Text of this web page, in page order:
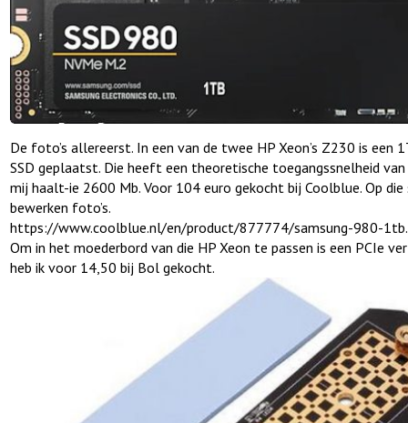
De foto’s allereerst. In een van de twee HP Xeon’s Z230 is een
SSD geplaatst. Die heeft een theoretische toegangssnelheid
mij haalt-ie 2600 Mb. Voor 104 euro gekocht bij Coolblue. Op
bewerken foto’s.
https://www.coolblue.nl/en/product/877774/samsung-980-
Om in het moederbord van die HP Xeon te passen is een PCIe
heb ik voor 14,50 bij Bol gekocht.